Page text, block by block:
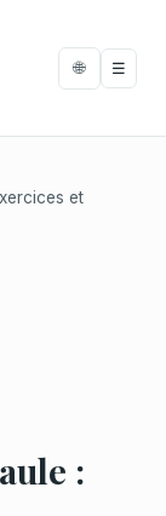
🌐 ☰
et
: